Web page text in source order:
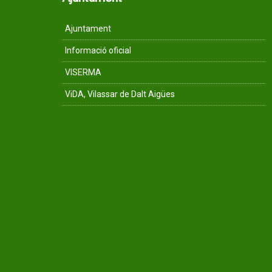
Ajuntament
Informació oficial
VISERMA
ViDA, Vilassar de Dalt Aigües